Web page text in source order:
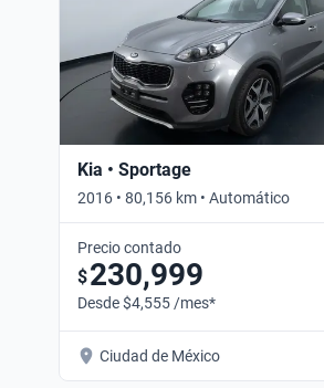
Kia • Sportage
2016 • 80,156 km • Automático
Precio contado
$230,999
Desde $4,555 /mes*
Ciudad de México